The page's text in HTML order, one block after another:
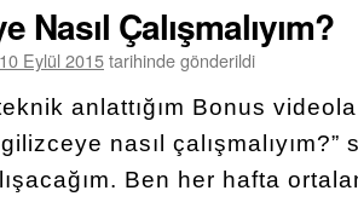
Nasıl Çalışmalıyım?
10 Eylül 2015tarihinde gönderildi
anlattığım Bonus
nasıl çalışmalıyım?”
Ben her hafta